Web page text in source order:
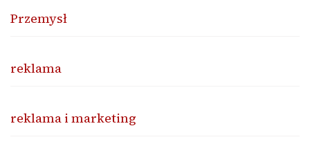
Przemysł
reklama
reklama i marketing